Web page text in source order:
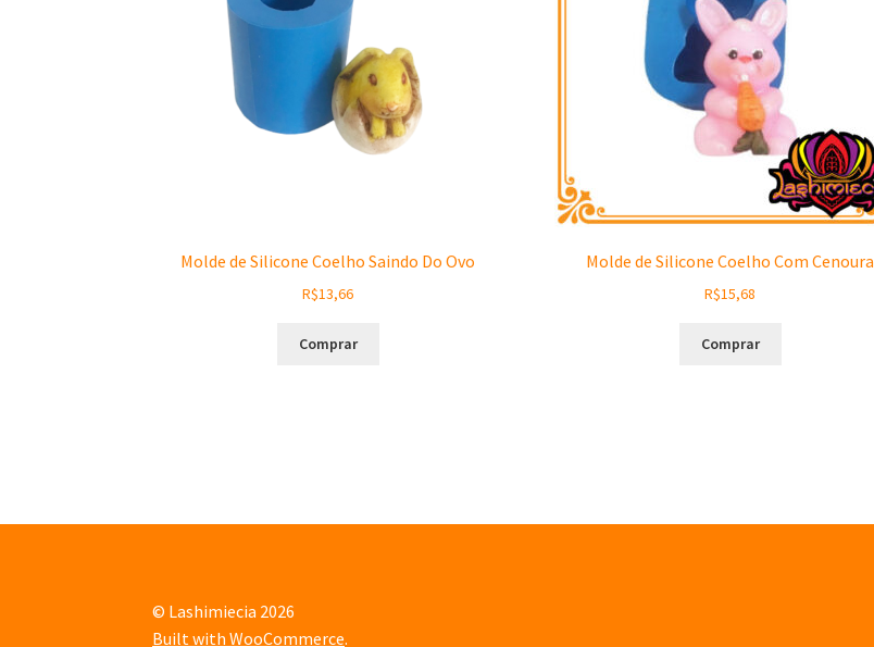
Molde de Silicone Coelho Saindo Do Ovo
R$13,66
Comprar
Molde de Silicone Coelho Com Cenoura
R$15,68
Comprar
© Lashimiecia 2026
Built with WooCommerce.